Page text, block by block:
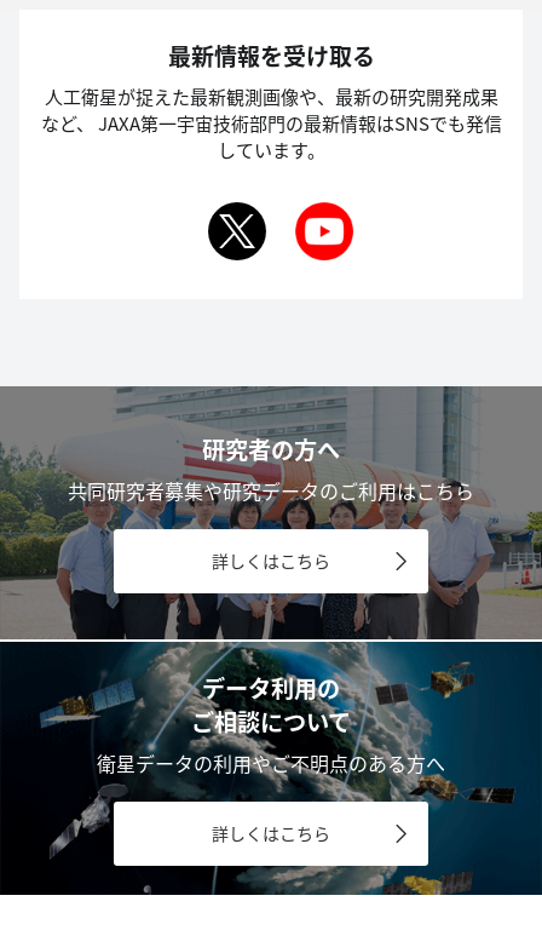
最新情報を受け取る
人工衛星が捉えた最新観測画像や、最新の研究開発成果
など、
JAXA第一宇宙技術部門の最新情報はSNSでも発信
しています。
研究者の方へ
共同研究者募集や研究データのご利用はこちら
詳しくはこちら
データ利用の
ご相談について
衛星データの利用やご不明点のある方へ
詳しくはこちら